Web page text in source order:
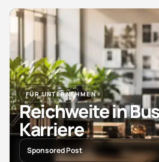
FÜR UNTERNEHMEN
Reichweite in
Karriere
Sponsored Post